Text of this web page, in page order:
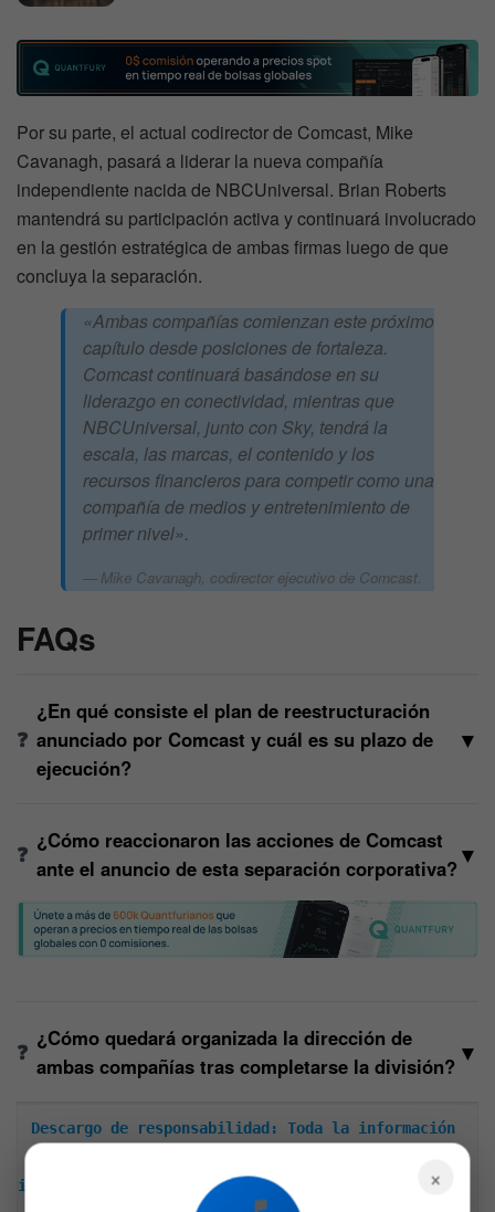
Por su parte, el actual codirector de Comcast, Mike
Cavanagh, pasará a liderar la nueva compañía
independiente nacida de NBCUniversal. Brian Roberts
mantendrá su participación activa y continuará involucrado
en la gestión estratégica de ambas firmas luego de que
concluya la separación.
«Ambas compañías comienzan este próximo
capítulo desde posiciones de fortaleza.
Comcast continuará basándose en su
liderazgo en conectividad, mientras que
NBCUniversal, junto con Sky, tendrá la
escala, las marcas, el contenido y los
recursos financieros para competir como una
compañía de medios y entretenimiento de
primer nivel».
Mike Cavanagh, codirector ejecutivo de Comcast.
FAQs
¿En qué consiste el plan de reestructuración
anunciado por Comcast y cuál es su plazo de
ejecución?
▼
¿Cómo reaccionaron las acciones de Comcast
ante el anuncio de esta separación corporativa? ▼
¿Cómo quedará organizada la dirección de
ambas compañías tras completarse la división? ▼
Descargo de responsabilidad: Toda la información
intención, esta no representa ninguna recomendación
×